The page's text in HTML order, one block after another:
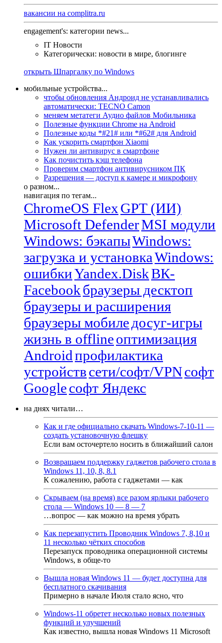
вакансии на complitra.ru
engagement's: категории news...
IT Новости
Категорически: новости в мире, блогинге
открыть Шпаргалку по Windows
мобильные устройства...
чтобы обновления Андроид не устанавливались
автоматически: TECNO Camon
меняем метатеги Аудио файлов Мобильника
Полезные функции Chrome на Android
Полезные коды *#21# или *#62# для Android
Как ускорить смартфон Xiaomi
Нужен ли антивирус в смартфоне
Как почистить кэш телефона
Проверим смартфон антивирусником ПК
Разрешения — доступ к камере и микрофону
о разном...
навигация по тегам...
ChromeOS FlexGPT (ИИ)
Microsoft DefenderMSI модули
Windows: бэкапыWindows:
загрузка и установкаWindows:
ошибкиYandex.DiskВК-
Facebookбраузеры десктоп
браузеры и расширения
браузеры мобиле досуг-игры
жизнь в offlineоптимизация
Androidпрофилактика
устройствсети/софт/VPNсофт
Googleсофт Яндекс
на днях читали…
Как и где официально скачать Windows-7-10-11 —
создать установочную флешку
Если вам осточертело носить в ближайший салон
Возвращаем поддержку гаджетов рабочего стола в
Windows 11, 10, 8, 8.1
К сожалению, работа с гаджетами — как
Скрываем (на время) все разом ярлыки рабочего
стола — Windows 10 — 8 — 7
…вопрос — как можно на время убрать
Как перезапустить Проводник Windows 7, 8,10 и
11 несколько чётких способов
Перезапуск проводника операционной системы
Windows, в обще-то
Вышла новая Windows 11 — будет доступна для
бесплатного скачивания
Примерно в начале Июля стало ясно, что
Windows-11 обретет несколько новых полезных
функций и улучшений
Как известно, вышла новая Windows 11 Microsoft